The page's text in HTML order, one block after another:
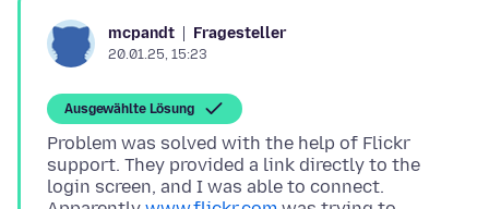
mcpandt Fragesteller
20.01.25, 15:23
Ausgewählte Lösung
Problem was solved with the help of Flickr
support. They provided a link directly to the
login screen, and I was able to connect.